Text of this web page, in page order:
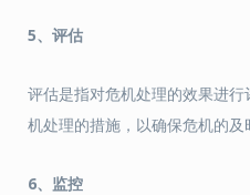
5、评估
评估是指对危机处理的效果进
机处理的措施，以确保危机的及
6、监控